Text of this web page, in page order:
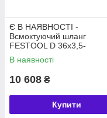
Є В НАЯВНОСТІ -
Всмоктуючий шланг
FESTOOL D 36x3,5-
AS/KS/B/LHS 225 (577101)
В наявності
10 608 ₴
Купити